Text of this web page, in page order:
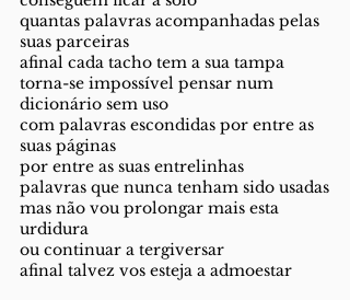
quantas palavras acompanhadas pelas
suas parceiras
afinal cada tacho tem a sua tampa
torna-se impossível pensar num
dicionário sem uso
com palavras escondidas por entre as
suas páginas
por entre as suas entrelinhas
palavras que nunca tenham sido usadas
mas não vou prolongar mais esta
urdidura
ou continuar a tergiversar
afinal talvez vos esteja a admoestar